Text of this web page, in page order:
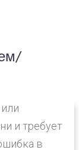
и требует
в